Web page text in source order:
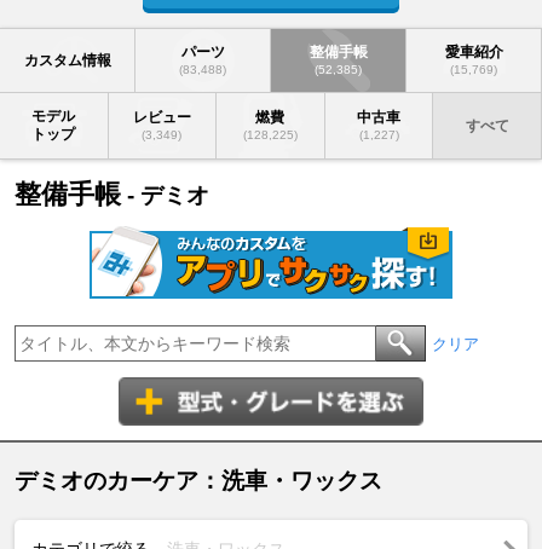
カスタム情報 パーツ
(83,488)
整備手帳
(52,385)
愛車紹介
(15,769)
モデル
トップ
レビュー
(3,349)
燃費
(128,225)
中古車
(1,227)
すべて
整備手帳 - デミオ
クリア
デミオのカーケア：洗車・ワックス